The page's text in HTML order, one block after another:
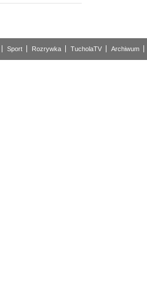
Sport Rozrywka TucholaTV Archiwum